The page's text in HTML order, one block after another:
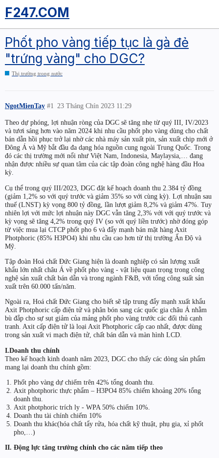
F247.COM
Phốt pho vàng tiếp tục là gà đẻ
"trứng vàng" cho DGC?
Thị trường trong nước
NgotMienTay 23 Tháng Chín 2023 11:29
#1
Theo dự phóng, lợi nhuận ròng của DGC sẽ tăng nhẹ từ quý III, IV/2023
và tươi sáng hơn vào năm 2024 khi nhu cầu phốt pho vàng dùng cho chất
bán dẫn hồi phục trở lại nhờ các nhà máy sản xuất pin, sản xuất chip mới ở
Đông Á và Mỹ bắt đầu đa dạng hóa nguồn cung ngoài Trung Quốc. Trong
đó các thị trường mới nổi như Việt Nam, Indonesia, Maylaysia,… đang
nhận được nhiều sự quan tâm của các tập đoàn công nghệ hàng đầu Hoa
kỳ.
Cụ thể trong quý III/2023, DGC đặt kế hoạch doanh thu 2.384 tỷ đồng
(giảm 1,2% so với quý trước và giảm 35% so với cùng kỳ). Lợi nhuận sau
thuế (LNST) kỳ vọng 800 tỷ đồng, lần lượt giảm 8,2% và giảm 47%. Tuy
nhiên lợi với mức lợi nhuận này DGC vẫn tăng 2,3% với với quý trước và
kỳ vọng sẽ tăng 4,2% trong quý IV (so với quý liền trước) nhờ đóng góp
từ việc mua lại CTCP phốt pho 6 và đẩy mạnh bán mặt hàng Axit
Photphoric (85% H3PO4) khi nhu cầu cao hơn từ thị trường Ấn Độ và
Mỹ.
Tập đoàn Hoá chất Đức Giang hiện là doanh nghiệp có sản lượng xuất
khẩu lớn nhất châu Á về phốt pho vàng - vật liệu quan trọng trong công
nghệ sản xuất chất bán dẫn và trong ngành F&B, với tổng công suất sản
xuất trên 60.000 tấn/năm.
Ngoài ra, Hoá chất Đức Giang cho biết sẽ tập trung đẩy mạnh xuất khẩu
Axit Photphoric cấp điện tử và phân bón sang các quốc gia châu Á nhằm
bù đắp cho sự sụt giảm của mảng phốt pho vàng trước các đối thủ cạnh
tranh. Axit cấp điện tử là loại Axit Photphoric cấp cao nhất, được dùng
trong sản xuất vi mạch điện tử, chất bán dẫn và màn hình LCD.
I.Doanh thu chính
Theo kế hoạch kinh doanh năm 2023, DGC cho thấy các dòng sản phẩm
mang lại doanh thu chính gồm:
Phốt pho vàng dự chiếm trên 42% tổng doanh thu.
Axit photphoric thực phẩm – H3PO4 85% chiếm khoảng 20% tổng
doanh thu.
Axit photphoric trích ly - WPA 50% chiếm 10%.
Doanh thu tài chính chiếm 10%
Doanh thu khác(hóa chất tẩy rửa, hóa chất kỹ thuật, phụ gia, xỉ phốt
pho,…)
II. Động lực tăng trưởng chính cho các năm tiếp theo